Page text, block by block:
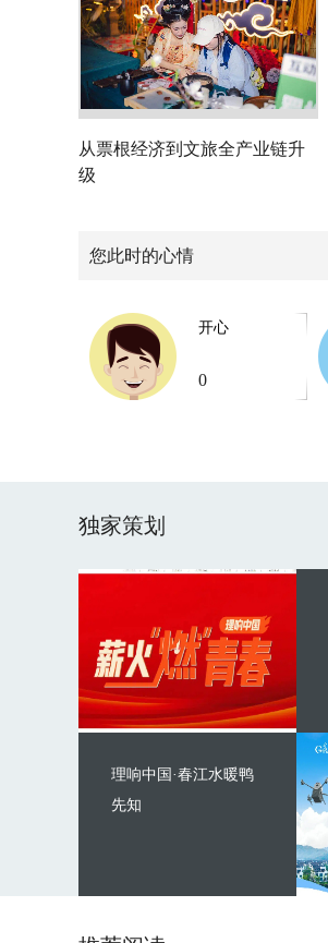
从票根经济到文旅全产业链升
级
您此时的心情
开心
0
独家策划
理响中国·春江水暖鸭
先知